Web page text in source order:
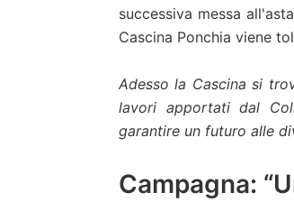
successiva messa
Cascina Ponchia viene
Adesso la Cascina si
lavori apportati dal
garantire un futuro alle
Campagna: